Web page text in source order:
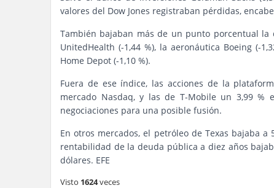
valores del Dow Jones registraban pérdidas,
También bajaban más de un punto porcentual la
UnitedHealth (-1,44 %), la aeronáutica Boeing (-
Home Depot (-1,10 %).
Fuera de ese índice, las acciones de la
mercado Nasdaq, y las de T-Mobile un 3,99 %
negociaciones para una posible fusión.
En otros mercados, el petróleo de Texas bajaba
rentabilidad de la deuda pública a diez años
dólares. EFE
Visto 1624veces